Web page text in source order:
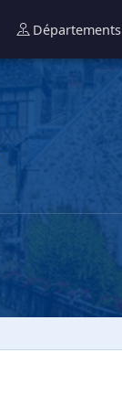
Départements